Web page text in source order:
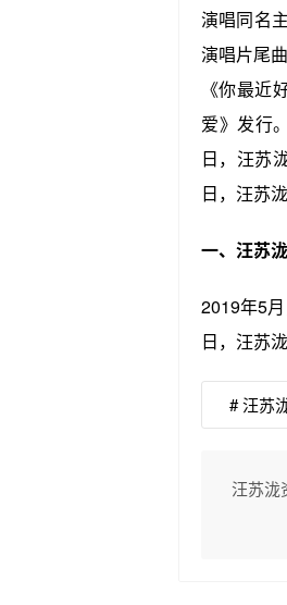
演唱同名
演唱片尾
《你最近
爱》发行
日，汪苏
日，汪苏
一、汪苏
2019年5
日，汪苏
# 汪苏
汪苏泷